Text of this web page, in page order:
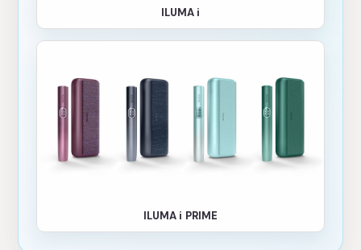
ILUMA i
ILUMA i PRIME